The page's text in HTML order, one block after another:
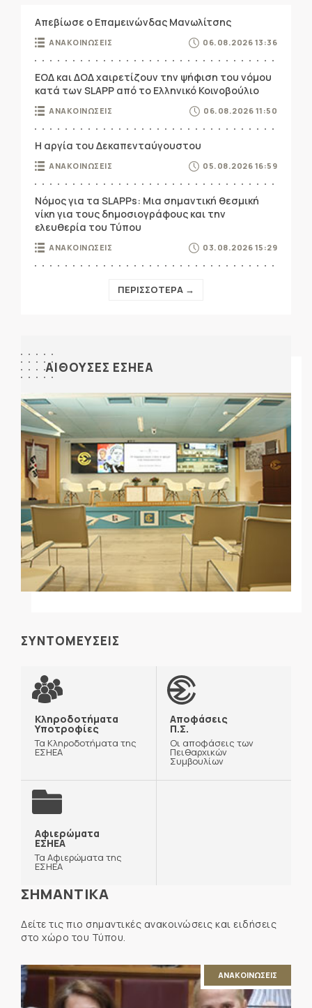
Απεβίωσε ο Επαμεινώνδας Μανωλίτσης
ΑΝΑΚΟΙΝΩΣΕΙΣ 06.08.2026 13:36
ΕΟΔ και ΔΟΔ χαιρετίζουν την ψήφιση του νόμου
κατά των SLAPP από το Ελληνικό Κοινοβούλιο
ΑΝΑΚΟΙΝΩΣΕΙΣ 06.08.2026 11:50
Η αργία του Δεκαπενταύγουστου
ΑΝΑΚΟΙΝΩΣΕΙΣ 05.08.2026 16:59
Νόμος για τα SLAPPs: Μια σημαντική θεσμική
νίκη για τους δημοσιογράφους και την
ελευθερία του Τύπου
ΑΝΑΚΟΙΝΩΣΕΙΣ 03.08.2026 15:29
ΠΕΡΙΣΣΟΤΕΡΑ →
ΑΙΘΟΥΣΕΣ ΕΣΗΕΑ
ΣΥΝΤΟΜΕΥΣΕΙΣ
Κληροδοτήματα
Υποτροφίες
Τα Κληροδοτήματα της
ΕΣΗΕΑ
Αποφάσεις
Π.Σ.
Οι αποφάσεις των
Πειθαρχικών
Συμβουλίων
Αφιερώματα
ΕΣΗΕΑ
Τα Αφιερώματα της
ΕΣΗΕΑ
ΣΗΜΑΝΤΙΚΑ
Δείτε τις πιο σημαντικές ανακοινώσεις και ειδήσεις
στο χώρο του Τύπου.
ΑΝΑΚΟΙΝΩΣΕΙΣ